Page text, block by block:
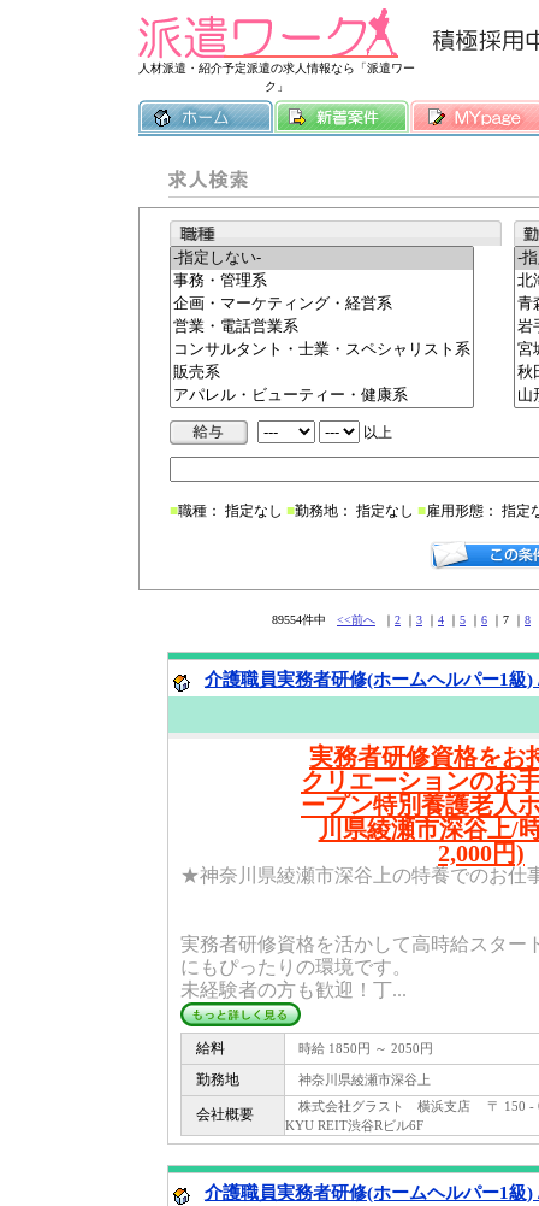
人材派遣・紹介予定派遣の求人情報なら「派遣ワー
ク」
常時3500件以
以上
■職種： 指定なし ■勤務地： 指定なし ■雇用形態： 指定
89554件中 <<前へ ｜ 2 ｜ 3 ｜ 4 ｜ 5 ｜ 6 ｜7 ｜ 8
介護職員実務者研修(ホームヘルパー1級)
実務者研修資格をお
クリエーションのお
ープン特別養護老人
川県綾瀬市深谷上/
2,000円)
★神奈川県綾瀬市深谷上の特養でのお仕
実務者研修資格を活かして高時給スター
にもぴったりの環境です。
未経験者の方も歓迎！丁...
給料 時給 1850円 ～ 2050円
勤務地 神奈川県綾瀬市深谷上
会社概要
株式会社グラスト 横浜支店 〒 150 -
KYU REIT渋谷Rビル6F
介護職員実務者研修(ホームヘルパー1級)